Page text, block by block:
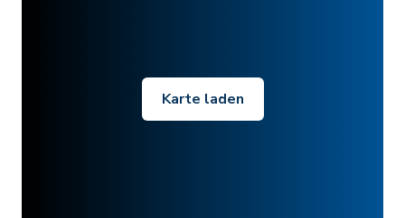
Karte laden